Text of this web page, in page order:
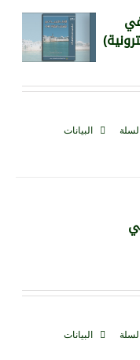
في
البيانات
البيانات